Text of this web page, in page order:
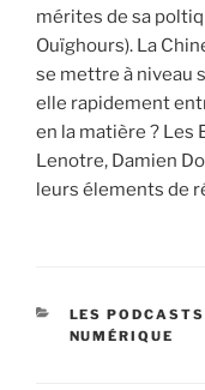
mérites de sa
Ouïghours). La
se mettre à niveau
elle rapidement
en la matière ? Les
Lenotre, Damien
leurs élements de
CATÉGORIES
LES
NUMÉRIQUE